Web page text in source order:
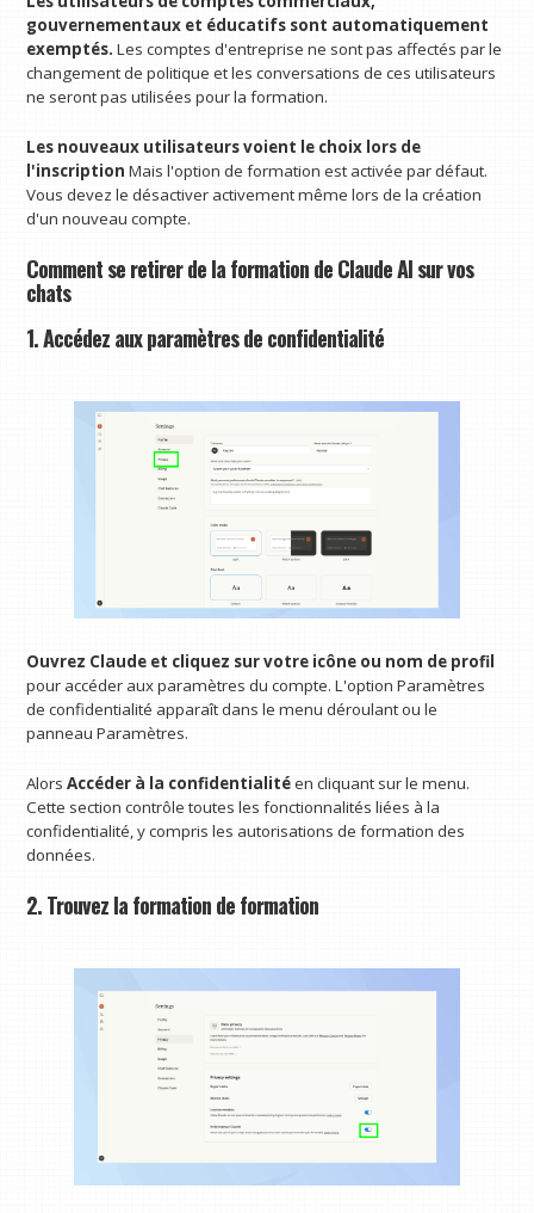
gouvernementaux et éducatifs sont automatiquement
exemptés. Les comptes d'entreprise ne sont pas affectés par le
changement de politique et les conversations de ces utilisateurs
ne seront pas utilisées pour la formation.
Les nouveaux utilisateurs voient le choix lors de
l'inscription Mais l'option de formation est activée par défaut.
Vous devez le désactiver activement même lors de la création
d'un nouveau compte.
Comment se retirer de la formation de Claude AI sur vos
chats
1. Accédez aux paramètres de confidentialité
Ouvrez Claude et cliquez sur votre icône ou nom de profil
pour accéder aux paramètres du compte. L'option Paramètres
de confidentialité apparaît dans le menu déroulant ou le
panneau Paramètres.
AlorsAccéder à la confidentialitéen cliquant sur le menu.
Cette section contrôle toutes les fonctionnalités liées à la
confidentialité, y compris les autorisations de formation des
données.
2. Trouvez la formation de formation